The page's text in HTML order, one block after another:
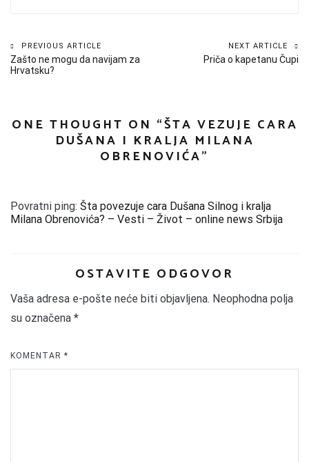
Kretanje
članka
PREVIOUS ARTICLE
Zašto ne mogu da navijam za
Hrvatsku?
NEXT ARTICLE
Priča o kapetanu Čupi
ONE THOUGHT ON “ŠTA VEZUJE CARA
DUŠANA I KRALJA MILANA
OBRENOVIĆA”
Povratni ping: Šta povezuje cara Dušana Silnog i kralja
Milana Obrenovića? – Vesti – Život – online news Srbija
OSTAVITE ODGOVOR
Vaša adresa e-pošte neće biti objavljena. Neophodna polja
su označena *
KOMENTAR *